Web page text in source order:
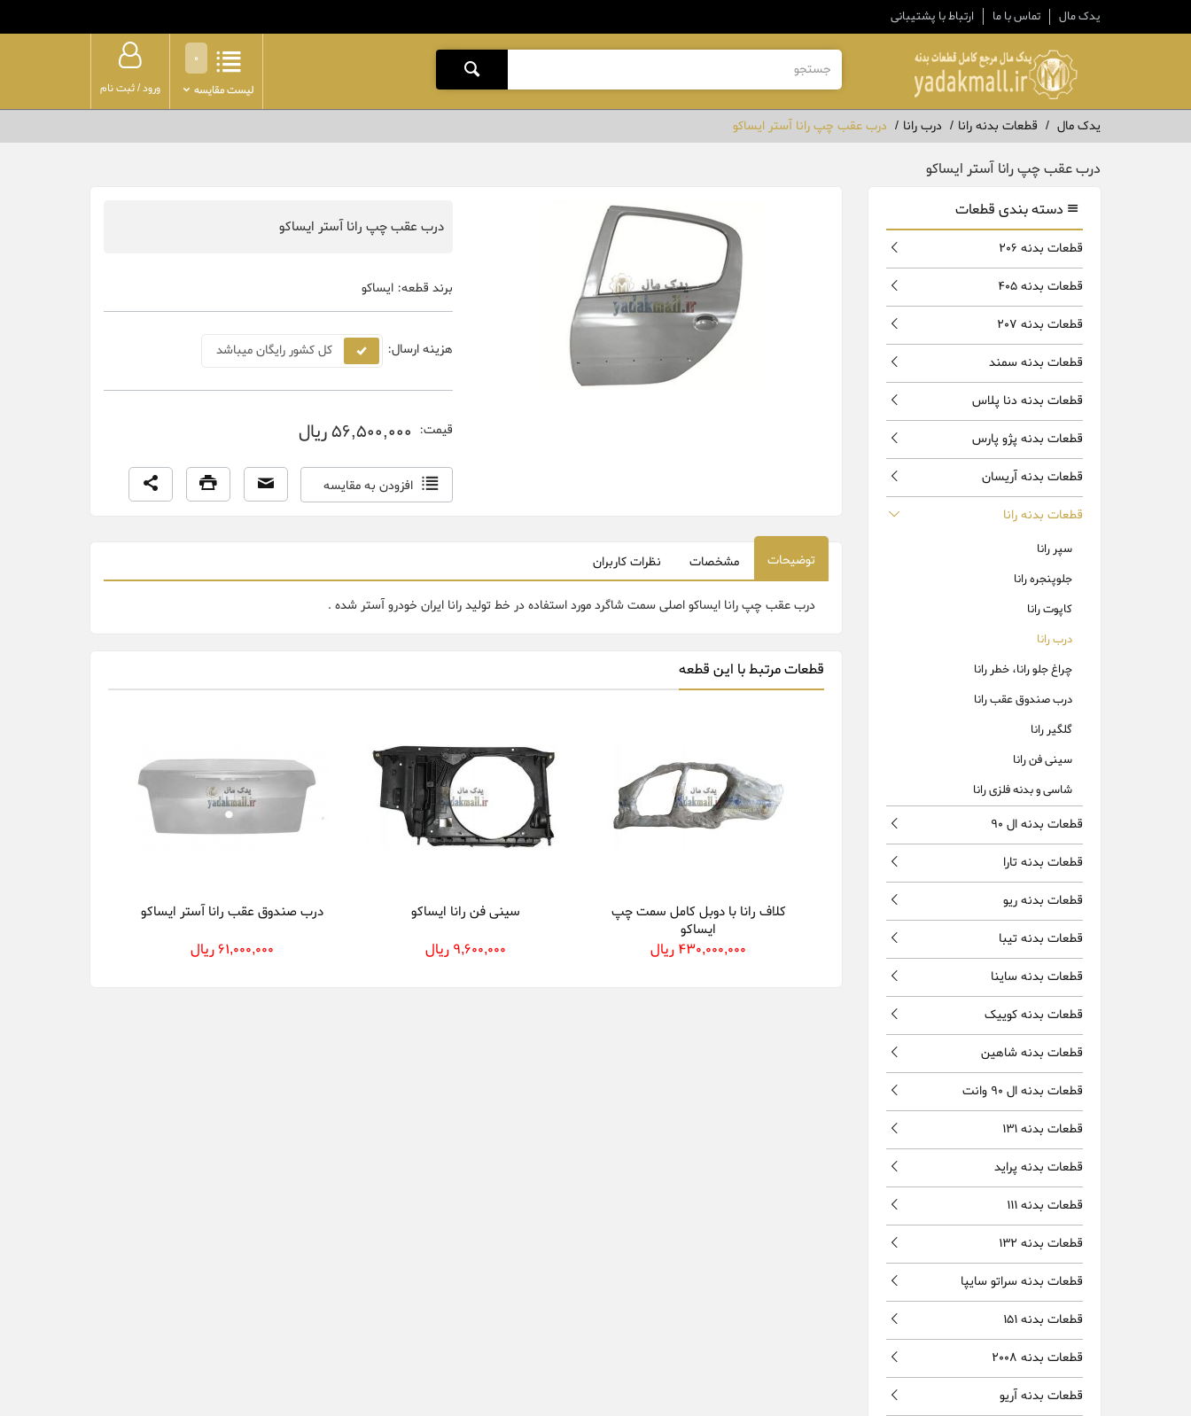
یدک مال تماس با ما ارتباط با پشتیبانی
ورود/ثبت نام
0
لیست مقایسه
یدک مال قطعات بدنه رانا درب رانا درب عقب چپ رانا آستر ایساکو
درب عقب چپ رانا آستر ایساکو
درب عقب چپ رانا آستر ایساکو
برند قطعه:ایساکو
هزینه ارسال: کل کشور رایگان میباشد
قیمت: 56,500,000 ریال
افزودن به مقایسه
توضیحات مشخصات نظرات کاربران
درب عقب چپ رانا ایساکو اصلی سمت شاگرد مورد استفاده در خط تولید رانا ایران خودرو آستر شده .
قطعات مرتبط با این قطعه
کلاف رانا با دوبل کامل سمت چپ
ایساکو
430,000,000 ریال
سینی فن رانا ایساکو
9,600,000 ریال
درب صندوق عقب رانا آستر ایساکو
61,000,000 ریال
دسته بندی قطعات
قطعات بدنه 206
قطعات بدنه 405
قطعات بدنه 207
قطعات بدنه سمند
قطعات بدنه دنا پلاس
قطعات بدنه پژو پارس
قطعات بدنه آریسان
قطعات بدنه رانا
سپر رانا
جلوپنجره رانا
کاپوت رانا
درب رانا
چراغ جلو رانا، خطر رانا
درب صندوق عقب رانا
گلگیر رانا
سینی فن رانا
شاسی و بدنه فلزی رانا
قطعات بدنه ال 90
قطعات بدنه تارا
قطعات بدنه ریو
قطعات بدنه تیبا
قطعات بدنه ساینا
قطعات بدنه کوییک
قطعات بدنه شاهین
قطعات بدنه ال 90 وانت
قطعات بدنه 131
قطعات بدنه پراید
قطعات بدنه 111
قطعات بدنه 132
قطعات بدنه سراتو سایپا
قطعات بدنه 151
قطعات بدنه 2008
قطعات بدنه آریو